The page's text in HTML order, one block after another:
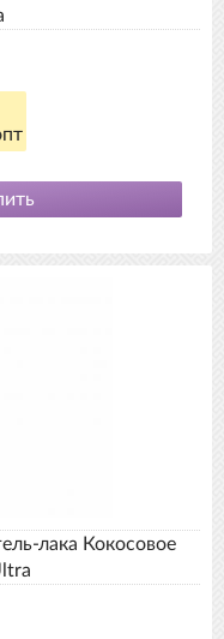
лака Кокосовое